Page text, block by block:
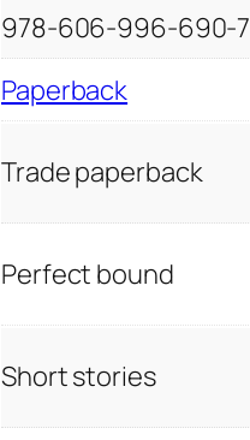
978-606-996-690-7
Paperback
Trade paperback
Perfect bound
Short stories